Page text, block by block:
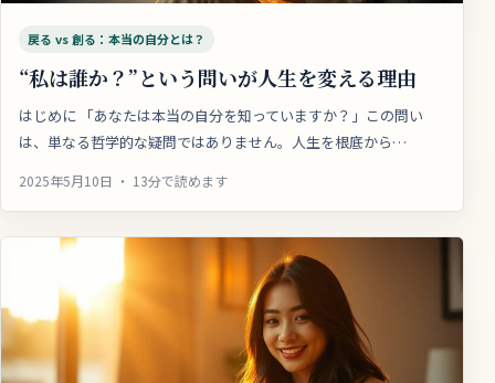
戻る vs 創る：本当の自分とは？
“私は誰か？”という問いが人生を変える理由
はじめに 「あなたは本当の自分を知っていますか？」この問い
は、単なる哲学的な疑問ではありません。人生を根底から…
2025年5月10日 ・ 13分で読めます